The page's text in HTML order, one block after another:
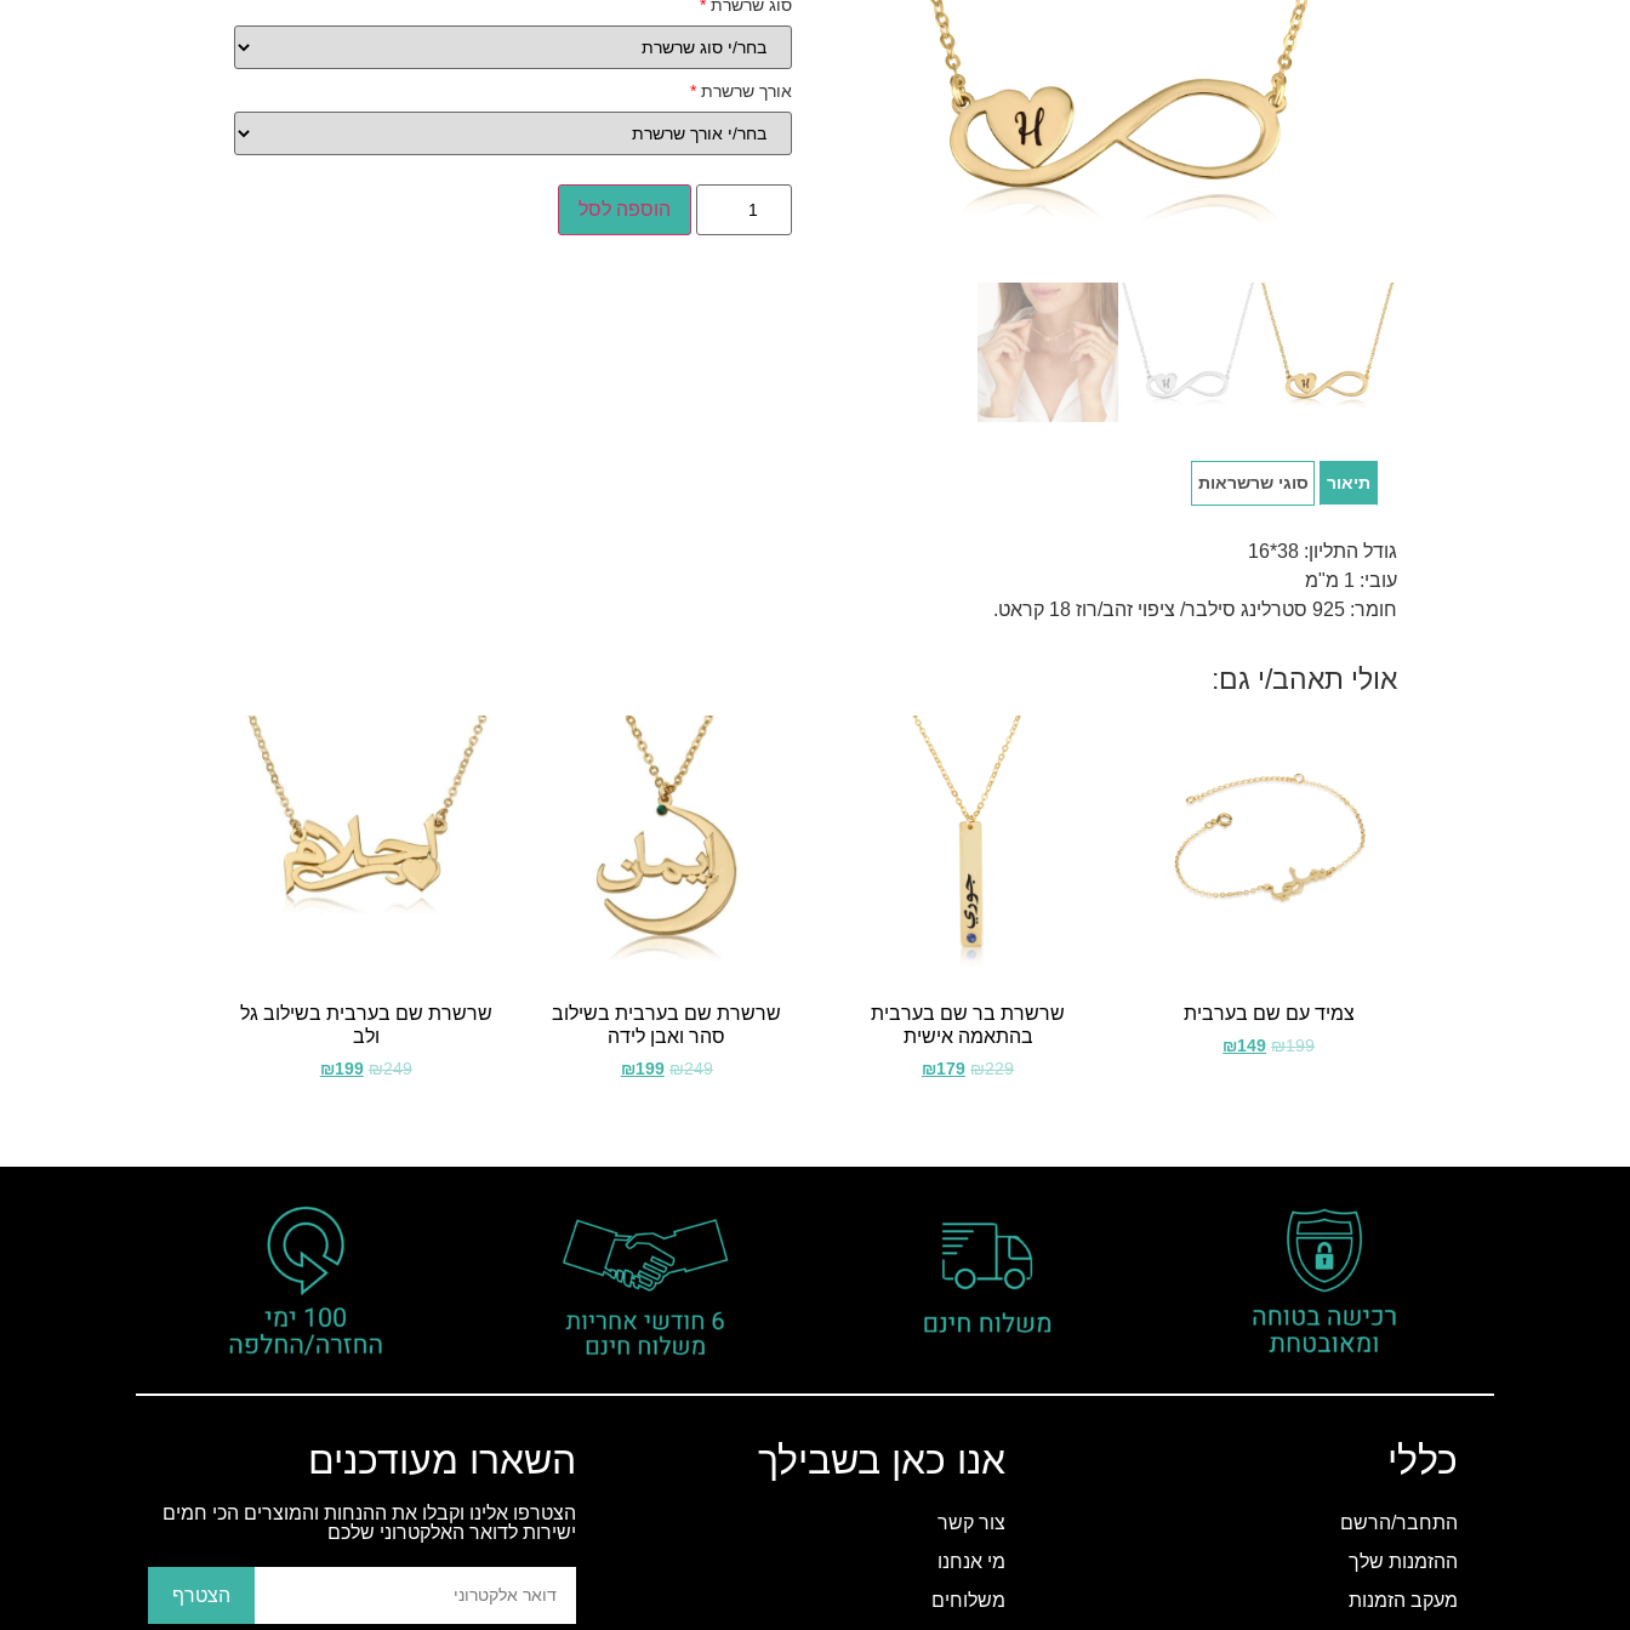
סוג שרשרת*
אורך שרשרת*
הוספה לסל
תיאור סוגי שרשראות
גודל התליון: 38*16
עובי: 1 מ"מ
חומר: 925 סטרלינג סילבר/ ציפוי זהב/רוז 18 קראט.
אולי תאהב/י גם:
צמיד עם שם בערבית
₪199
₪149
שרשרת בר שם בערבית
בהתאמה אישית
₪229
₪179
שרשרת שם בערבית בשילוב
סהר ואבן לידה
₪249
₪199
שרשרת שם בערבית בשילוב גל
ולב
₪249
₪199
כללי
התחבר/הרשם
ההזמנות שלך
מעקב הזמנות
אנו כאן בשבילך
צור קשר
מי אנחנו
משלוחים
השארו מעודכנים
הצטרפו אלינו וקבלו את ההנחות והמוצרים הכי חמים
ישירות לדואר האלקטרוני שלכם
הצטרף